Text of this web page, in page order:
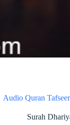
Audio Quran Tafseer
Surah